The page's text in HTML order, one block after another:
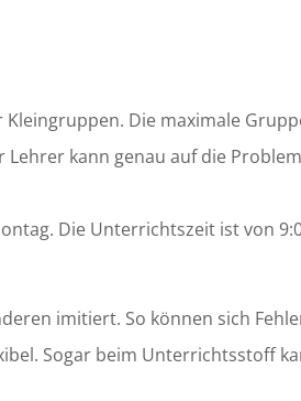
Die maximale
kann genau auf die
Die Unterrichtszeit ist von
imitiert. So können sich
Sogar beim Unterrichtsstoff